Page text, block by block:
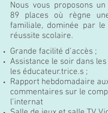
Nous vous proposons
89 places où règne
familiale, dominée par
réussite scolaire.
Grande facilité d’accès ;
Assistance le soir dans
les éducateur.trice.s ;
Rapport hebdomadaire
commentaires sur le
l’internat